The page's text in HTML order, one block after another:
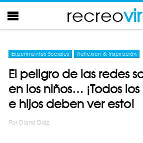
recreo
Experimentos Sociales Reflexión & Inspiración
El peligro de las redes
en los niños… ¡Todos
e hijos deben ver esto!
Por Diana Diaz